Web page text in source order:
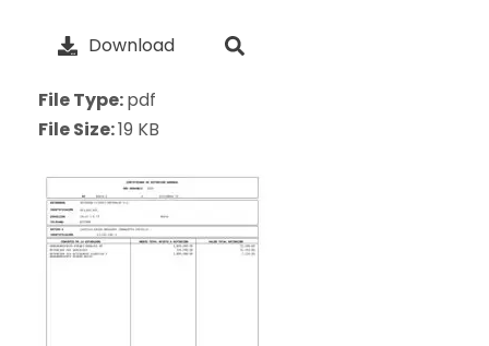
Download
File Type:pdf
File Size:19 KB